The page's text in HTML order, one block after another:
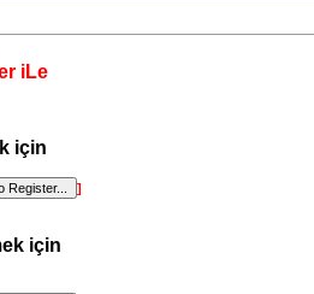
iLe
için
]
için